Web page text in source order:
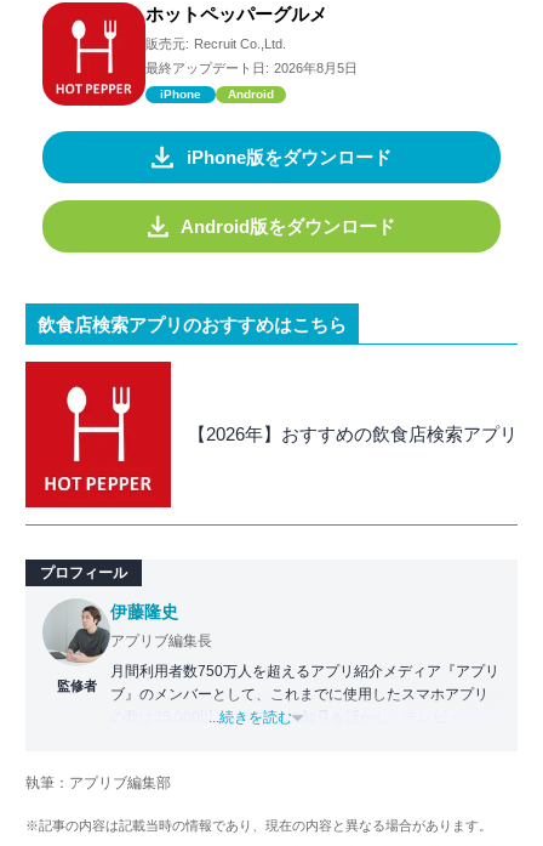
ホットペッパーグルメ
販売元: Recruit Co.,Ltd.
最終アップデート日: 2026年8月5日
iPhone Android
iPhone版をダウンロード
Android版をダウンロード
飲食店検索アプリのおすすめはこちら
【2026年】おすすめの飲食店検索アプリ
プロフィール
監修者
伊藤隆史
アプリブ編集長
月間利用者数750万人を超えるアプリ紹介メディア『アプリ
ブ』のメンバーとして、これまでに使用したスマホアプリ
の数は25,000以上。アプリの知見を活かし、テレビ・
化アプリの紹介）、TBS『サタプラ』（スマホライフが変
スマホアプリ）他
...続きを読む
執筆：アプリブ編集部
※記事の内容は記載当時の情報であり、現在の内容と異なる場合があります。